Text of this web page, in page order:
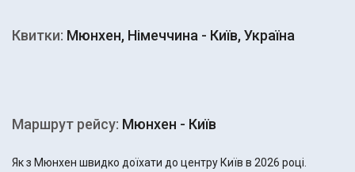
Квитки: Мюнхен, Німеччина - Київ, Україна
Маршрут рейсу: Мюнхен - Київ
Як з Мюнхен швидко доїхати до центру Київ в 2026 році.